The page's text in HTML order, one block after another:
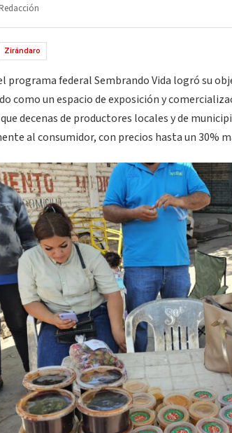
Zirándaro
programa federal Sembrando Vida logró su
como un espacio de exposición y
decenas de productores locales y de
al consumidor, con precios hasta un 30%